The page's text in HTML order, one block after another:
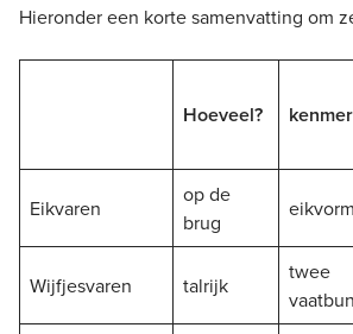
Hieronder een korte samenvatting om
Hoeveel?
Eikvaren
op de
brug
Wijfjesvaren talrijk
twee